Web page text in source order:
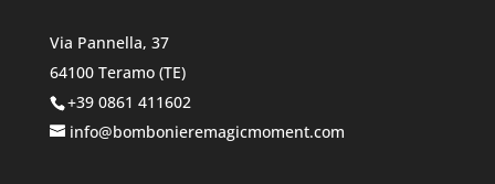
Via Pannella, 37
64100 Teramo (TE)
+39 0861 411602
info@bombonieremagicmoment.com